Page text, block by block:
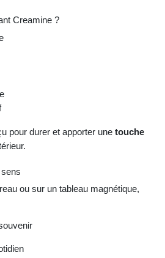
Creamine ?
pour durer et apporter une touche
ou sur un tableau magnétique,